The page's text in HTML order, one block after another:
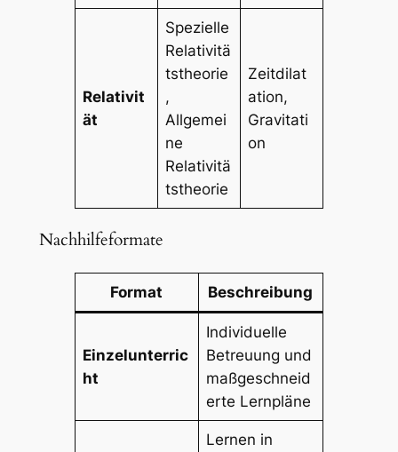
Relativit
ät
Spezielle
Relativitä
tstheorie
,
Allgemei
ne
Relativitä
tstheorie
Zeitdilat
ation,
Gravitati
on
Nachhilfeformate
Format Beschreibung
Einzelunterric
ht
Individuelle
Betreuung und
maßgeschneid
erte Lernpläne
Lernen in